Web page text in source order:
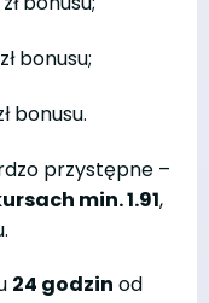
bonusu;
bonusu.
przystępne –
min. 1.91,
24 godzin od